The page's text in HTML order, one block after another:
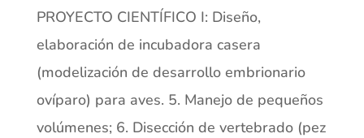
PROYECTO CIENTÍFICO I: Diseño,
elaboración de incubadora casera
(modelización de desarrollo embrionario
ovíparo) para aves. 5. Manejo de pequeños
volúmenes; 6. Disección de vertebrado (pez